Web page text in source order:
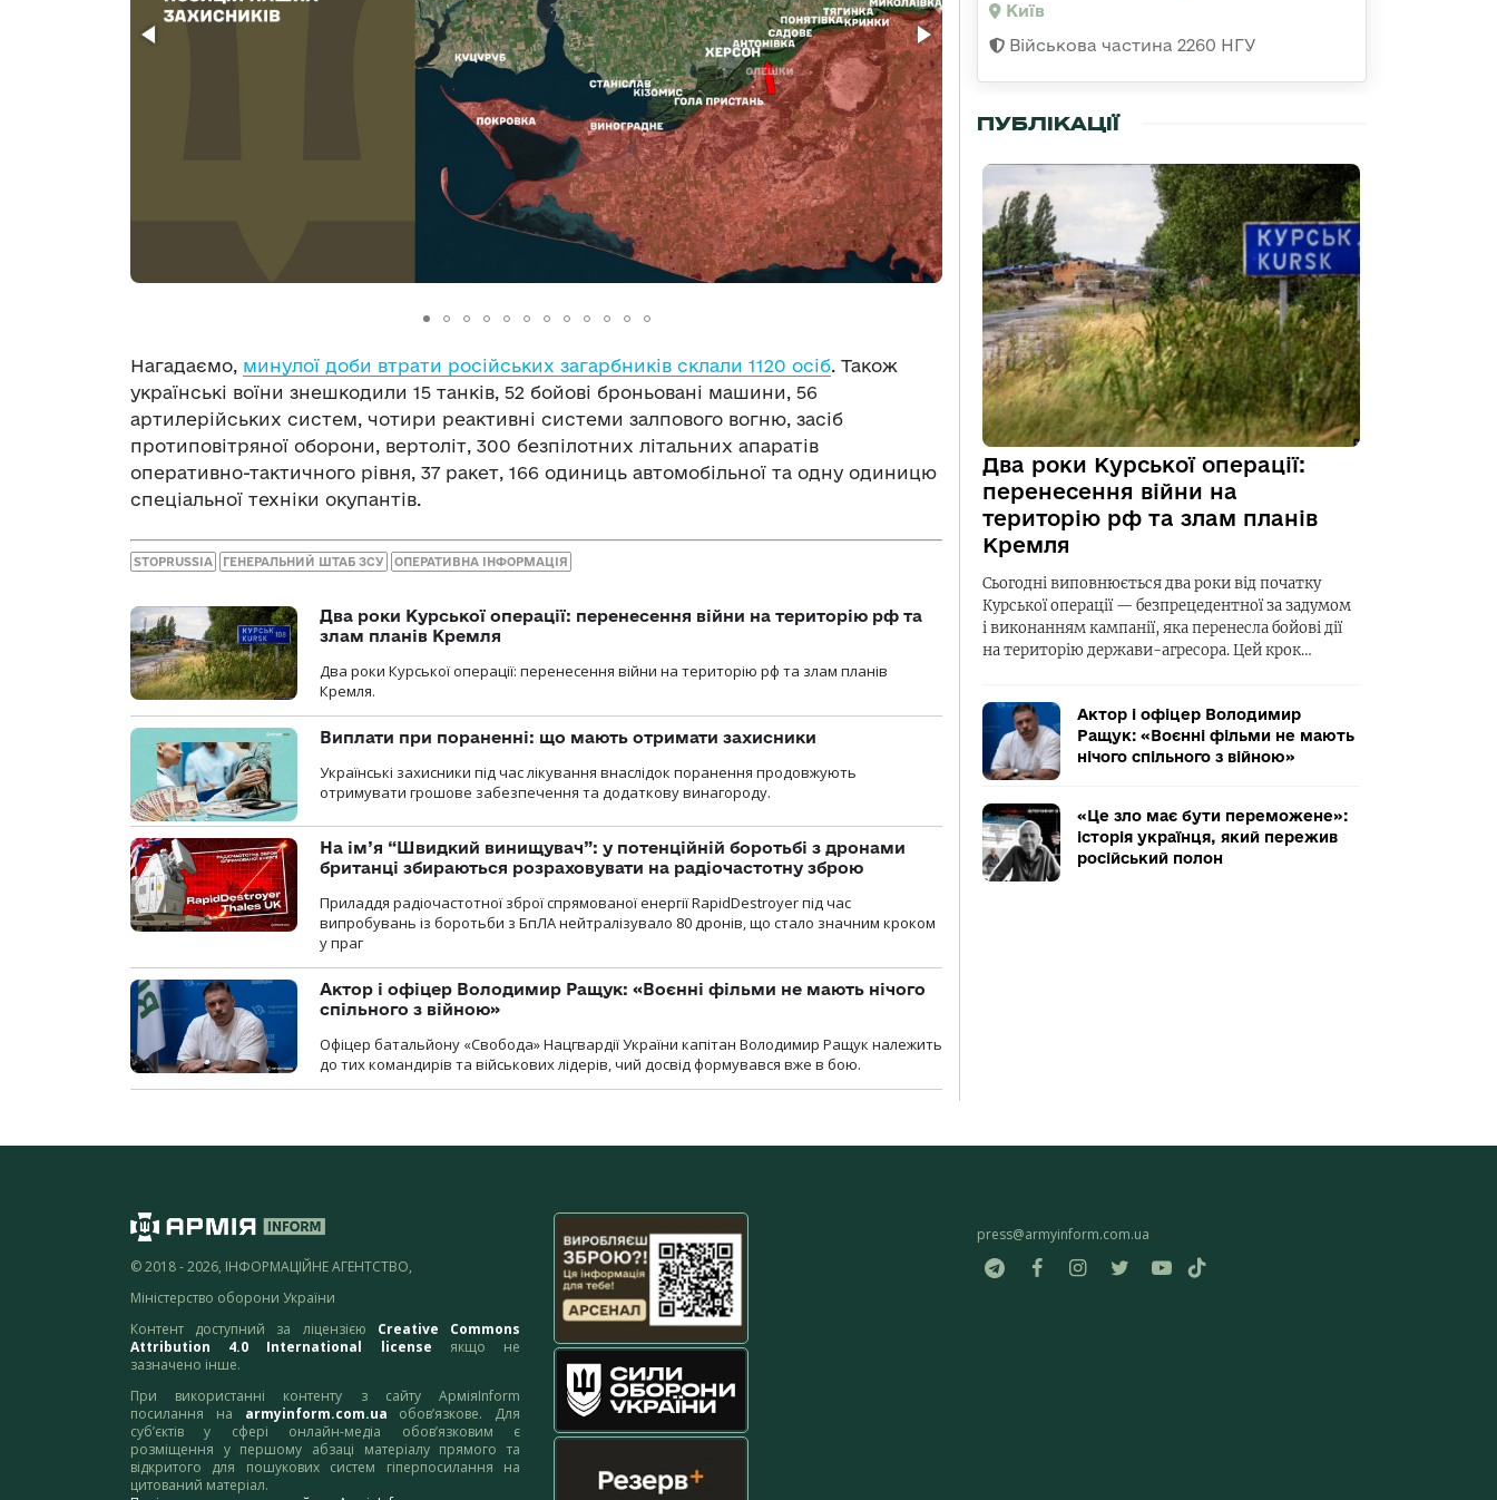
Нагадаємо, минулої доби втрати російських загарбників склали 1120 осіб. Також
українські воїни знешкодили 15 танків, 52 бойові броньовані машини, 56
артилерійських систем, чотири реактивні системи залпового вогню, засіб
протиповітряної оборони, вертоліт, 300 безпілотних літальних апаратів
оперативно-тактичного рівня, 37 ракет, 166 одиниць автомобільної та одну одиницю
спеціальної техніки окупантів.
STOPRUSSIA ГЕНЕРАЛЬНИЙ ШТАБ ЗСУ ОПЕРАТИВНА ІНФОРМАЦІЯ
Два роки Курської операції: перенесення війни на територію рф та
злам планів Кремля
Два роки Курської операції: перенесення війни на територію рф та злам планів
Кремля.
Виплати при пораненні: що мають отримати захисники
Українські захисники під час лікування внаслідок поранення продовжують
отримувати грошове забезпечення та додаткову винагороду.
На ім’я “Швидкий винищувач”: у потенційній боротьбі з дронами
британці збираються розраховувати на радіочастотну зброю
Приладдя радіочастотної зброї спрямованої енергії RapidDestroyer під час
випробувань із боротьби з БпЛА нейтралізувало 80 дронів, що стало значним кроком
у праг
Актор і офіцер Володимир Ращук: «Воєнні фільми не мають нічого
спільного з війною»
Офіцер батальйону «Свобода» Нацгвардії України капітан Володимир Ращук належить
до тих командирів та військових лідерів, чий досвід формувався вже в бою.
Київ
Військова частина 2260 НГУ
ПУБЛІКАЦІЇ
Два роки Курської операції:
перенесення війни на
територію рф та злам планів
Кремля
Сьогодні виповнюється два роки від початку
Курської операції — безпрецедентної за задумом
і виконанням кампанії, яка перенесла бойові дії
на територію держави-агресора. Цей крок…
Актор і офіцер Володимир
Ращук: «Воєнні фільми не мають
нічого спільного з війною»
«Це зло має бути переможене»:
історія українця, який пережив
російський полон
© 2018 - 2026, ІНФОРМАЦІЙНЕ АГЕНТСТВО,
Міністерство оборони України
Контент доступний за ліцензією Creative Commons
Attribution 4.0 International license якщо не
зазначено інше.
При використанні контенту з сайту АрміяInform
посилання на armyinform.com.ua обов’язкове. Для
суб’єктів у сфері онлайн-медіа обов’язковим є
розміщення у першому абзаці матеріалу прямого та
відкритого для пошукових систем гіперпосилання на
цитований матеріал.
press@armyinform.com.ua